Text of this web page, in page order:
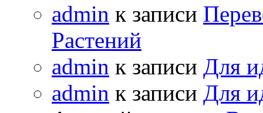
admin к записи
Растений
admin к записи Для
admin к записи Для